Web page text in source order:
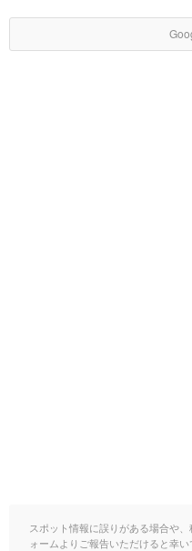
スポット情報に誤りがある場合や
ォームよりご報告いただけると幸い